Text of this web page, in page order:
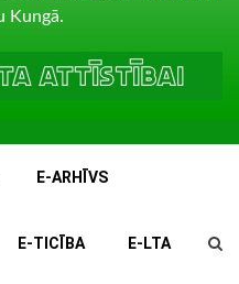
Kungā.
E-ARHĪVS
E-TICĪBA E-LTA